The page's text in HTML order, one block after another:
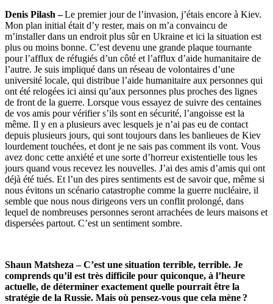
Denis Pilash –Le premier jour de l’invasion, j’étais encore à Kiev.
Mon plan initial était d’y rester, mais on m’a convaincu de
m’installer dans un endroit plus sûr en Ukraine et ici la situation est
plus ou moins bonne. C’est devenu une grande plaque tournante
pour l’afflux de réfugiés d’un côté et l’afflux d’aide humanitaire de
l’autre. Je suis impliqué dans un réseau de volontaires d’une
université locale, qui distribue l’aide humanitaire aux personnes qui
ont été relogées ici ainsi qu’aux personnes plus proches des lignes
de front de la guerre. Lorsque vous essayez de suivre des centaines
de vos amis pour vérifier s’ils sont en sécurité, l’angoisse est la
même. Il y en a plusieurs avec lesquels je n’ai pas eu de contact
depuis plusieurs jours, qui sont toujours dans les banlieues de Kiev
lourdement touchées, et dont je ne sais pas comment ils vont. Vous
avez donc cette anxiété et une sorte d’horreur existentielle tous les
jours quand vous recevez les nouvelles. J’ai des amis d’amis qui ont
déjà été tués. Et l’un des pires sentiments est de savoir que, même si
nous évitons un scénario catastrophe comme la guerre nucléaire, il
semble que nous nous dirigeons vers un conflit prolongé, dans
lequel de nombreuses personnes seront arrachées de leurs maisons et
dispersées partout. C’est un sentiment sombre.
Shaun Matsheza – C’est une situation terrible, terrible. Je
comprends qu’il est très difficile pour quiconque, à l’heure
actuelle, de déterminer exactement quelle pourrait être la
stratégie de la Russie. Mais où pensez-vous que cela mène ?